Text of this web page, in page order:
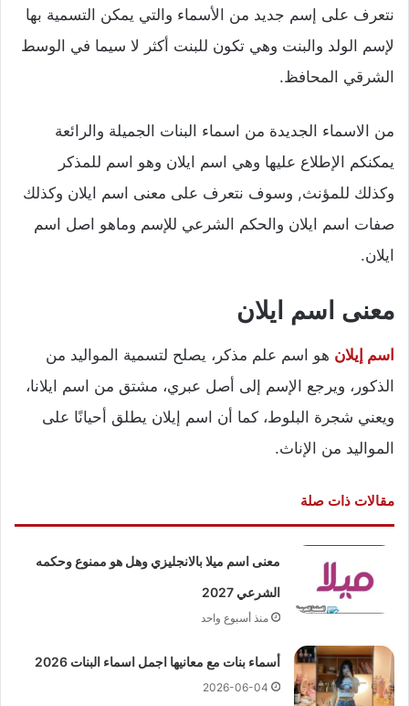
نتعرف على إسم جديد من الأسماء والتي يمكن التسمية بها
لإسم الولد والبنت وهي تكون للبنت أكثر لا سيما في الوسط
الشرقي المحافظ.
من الاسماء الجديدة من اسماء البنات الجميلة والرائعة
يمكنكم الإطلاع عليها وهي اسم ايلان وهو اسم للمذكر
وكذلك للمؤنث, وسوف نتعرف على معنى اسم ايلان وكذلك
صفات اسم ايلان والحكم الشرعي للإسم وماهو اصل اسم
ايلان.
معنى اسم ايلان
اسم إيلان هو اسم علم مذكر، يصلح لتسمية المواليد من
الذكور، ويرجع الإسم إلى أصل عبري، مشتق من اسم ايلانا،
ويعني شجرة البلوط، كما أن اسم إيلان يطلق أحيانًا على
المواليد من الإناث.
مقالات ذات صلة
معنى اسم ميلا بالانجليزي وهل هو ممنوع وحكمه
الشرعي 2027
منذ أسبوع واحد
أسماء بنات مع معانيها اجمل اسماء البنات 2026
2026-06-04